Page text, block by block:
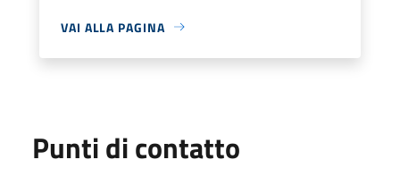
VAI ALLA PAGINA
Punti di contatto